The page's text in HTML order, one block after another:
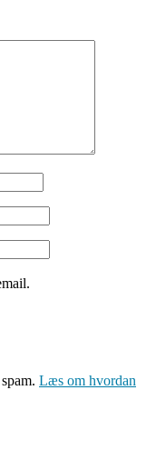
Læs om hvordan